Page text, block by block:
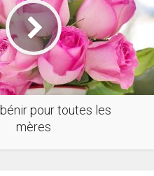
pour toutes les
mères